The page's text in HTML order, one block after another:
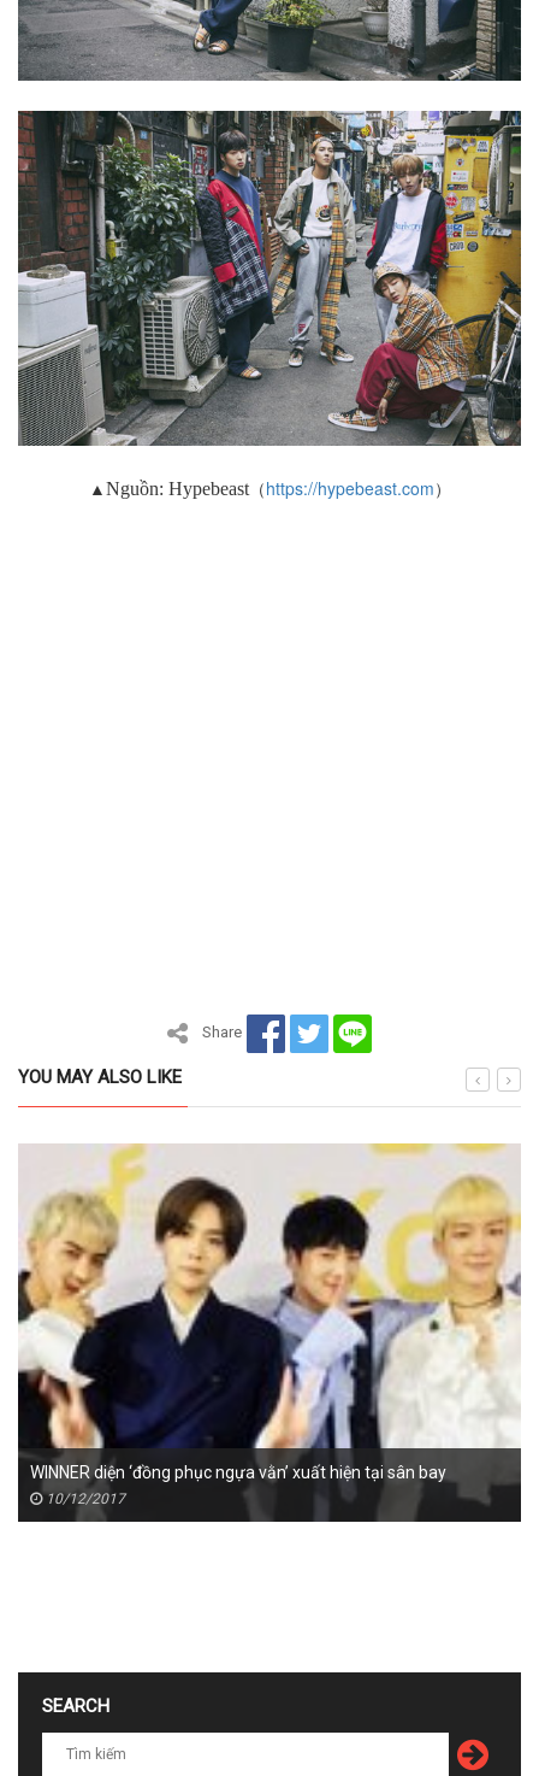
▲Nguồn: Hypebeast（https://hypebeast.com）
Share
YOU MAY ALSO LIKE
WINNER diện ‘đồng phục ngựa vằn’ xuất hiện tại sân bay
10/12/2017
SEARCH